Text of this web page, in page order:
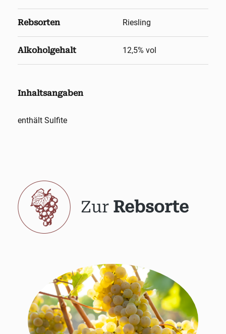
Rebsorten Riesling
Alkoholgehalt 12,5% vol
Inhaltsangaben
enthält Sulfite
Zur Rebsorte